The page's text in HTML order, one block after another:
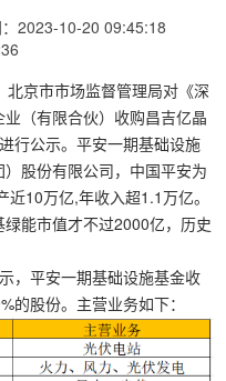
2023-10-20 09:45:18
京市市场监督管理局对《深
（有限合伙）收购昌吉亿晶
行公示。平安一期基础设施
股份有限公司，中国平安为
10万亿,年收入超1.1万亿。
能市值才不过2000亿，历史
，平安一期基础设施基金收
的股份。主营业务如下：